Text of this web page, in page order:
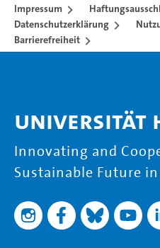
Impressum
Datenschutzerklärung
Barrierefreiheit
Universität
Innovating and
Sustainable Future